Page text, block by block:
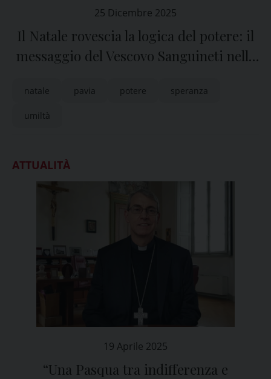
25 Dicembre 2025
Il Natale rovescia la logica del potere: il
messaggio del Vescovo Sanguineti nelle
natale pavia potere speranza
umiltà
ATTUALITÀ
19 Aprile 2025
“Una Pasqua tra indifferenza e